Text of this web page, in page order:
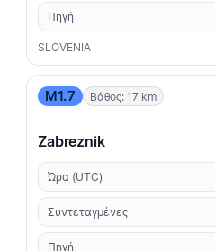
Πηγή
SLOVENIA
M1.7 Βάθος: 17 km
Zabreznik
Ώρα (UTC)
Συντεταγμένες
Πηγή